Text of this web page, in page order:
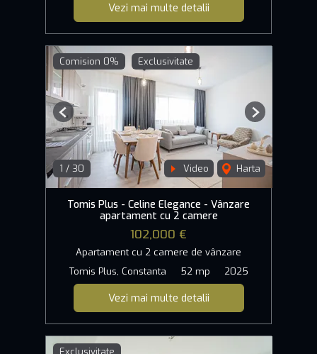
Vezi mai multe detalii
Comision 0% Exclusivitate
1 / 30 Video Harta
Previous Next
Tomis Plus - Celine Elegance - Vânzare
apartament cu 2 camere
102,000 €
Apartament cu 2 camere de vânzare
Tomis Plus, Constanta
52 mp 2025
Vezi mai multe detalii
Exclusivitate